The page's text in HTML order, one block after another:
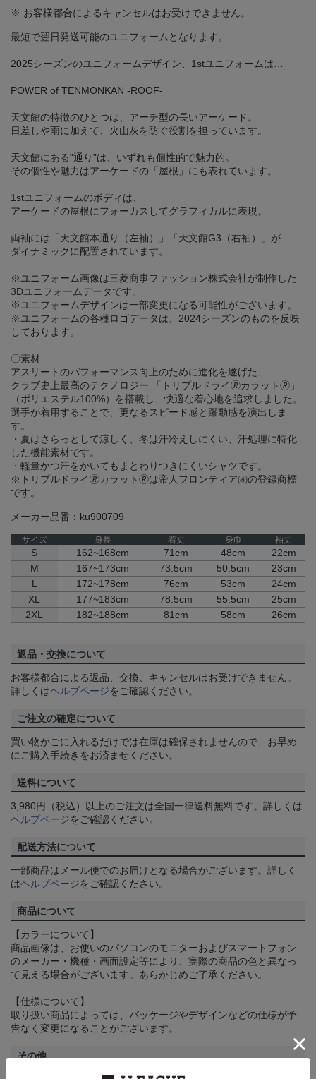
※ お客様都合によるキャンセルはお受けできません。
最短で翌日発送可能のユニフォームとなります。
2025シーズンのユニフォームデザイン、1stユニフォームは…
POWER of TENMONKAN -ROOF-
天文館の特徴のひとつは、アーチ型の長いアーケード。
日差しや雨に加えて、火山灰を防ぐ役割を担っています。
天文館にある”通り”は、いずれも個性的で魅力的。
その個性や魅力はアーケードの「屋根」にも表れています。
1stユニフォームのボディは、
アーケードの屋根にフォーカスしてグラフィカルに表現。
両袖には「天文館本通り（左袖）」「天文館G3（右袖）」が
ダイナミックに配置されています。
※ユニフォーム画像は三菱商事ファッション株式会社が制作した
3Dユニフォームデータです。
※ユニフォームデザインは一部変更になる可能性がございます。
※ユニフォームの各種ロゴデータは、2024シーズンのものを反映
しております。
〇素材
アスリートのパフォーマンス向上のために進化を遂げた、
クラブ史上最高のテクノロジー 「トリプルドライ🄬カラット🄬」
（ポリエステル100%）を搭載し、快適な着心地を追求しました。
選手が着用することで、更なるスピード感と躍動感を演出しま
す。
・夏はさらっとして涼しく、冬は汗冷えしにくい、汗処理に特化
した機能素材です。
・軽量かつ汗をかいてもまとわりつきにくいシャツです。
※トリプルドライ🄬カラット🄬は帝人フロンティア㈱の登録商標
です。
メーカー品番：ku900709
サイズ 身長 着丈 身巾 袖丈
S 162~168cm 71cm 48cm
22cm
M
167~173cm 73.5cm 50.5cm
23cm
L
172~178cm 76cm 53cm
24cm
XL
177~183cm 78.5cm 55.5cm
25cm
2XL
182~188cm 81cm 58cm 26cm
返品・交換について
お客様都合による返品、交換、キャンセルはお受けできません。
詳しくはヘルプページをご確認ください。
ご注文の確定について
買い物かごに入れるだけでは在庫は確保されませんので、お早め
にご購入手続きをお済ませください。
送料について
3,980円（税込）以上のご注文は全国一律送料無料です。詳しくは
ヘルプページをご確認ください。
配送方法について
一部商品はメール便でのお届けとなる場合がございます。詳しく
はヘルプページをご確認ください。
商品について
【カラーについて】
商品画像は、お使いのパソコンのモニターおよびスマートフォン
のメーカー・機種・画面設定等により、実際の商品の色と異なっ
て見える場合がございます。あらかじめご了承ください。
【仕様について】
取り扱い商品によっては、パッケージやデザインなどの仕様が予
告なく変更になることがございます。
その他